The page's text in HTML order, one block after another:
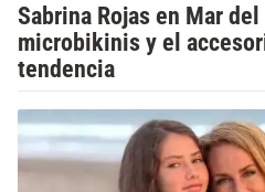
Sabrina Rojas en Mar
microbikinis y el
tendencia